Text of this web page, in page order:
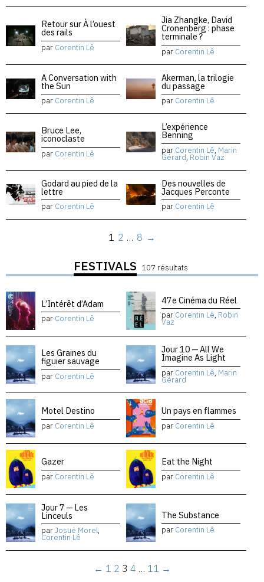
Retour sur À l’ouest
des rails
par Corentin Lê
Jia Zhangke, David
Cronenberg : phase
terminale ?
par Corentin Lê
A Conversation with
the Sun
par Corentin Lê
Akerman, la trilogie
du passage
par Corentin Lê
Bruce Lee,
iconoclaste
par Corentin Lê
L’expérience
Benning
par Corentin Lê, Marin
Gérard, Robin Vaz
Godard au pied de la
lettre
par Corentin Lê
Des nouvelles de
Jacques Perconte
par Corentin Lê
1 2 … 8 →
FESTIVALS 107 résultats
L’Intérêt d’Adam
par Corentin Lê
47e Cinéma du Réel
par Corentin Lê, Robin
Vaz
Les Graines du
figuier sauvage
par Corentin Lê
Jour 10 — All We
Imagine As Light
par Corentin Lê, Marin
Gérard
Motel Destino
par Corentin Lê
Un pays en flammes
par Corentin Lê
Gazer
par Corentin Lê
Eat the Night
par Corentin Lê
Jour 7 — Les
Linceuls
parJosué Morel,
Corentin Lê
The Substance
par Corentin Lê
← 1 2 3 4 … 11 →